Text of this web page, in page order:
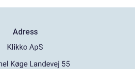
Adress